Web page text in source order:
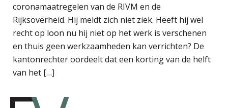
coronamaatregelen van de RIVM en de
Rijksoverheid. Hij meldt zich niet ziek. Heeft hij wel
recht op loon nu hij niet op het werk is verschenen
en thuis geen werkzaamheden kan verrichten? De
kantonrechter oordeelt dat een korting van de helft
van het […]
Kees Beishuizen